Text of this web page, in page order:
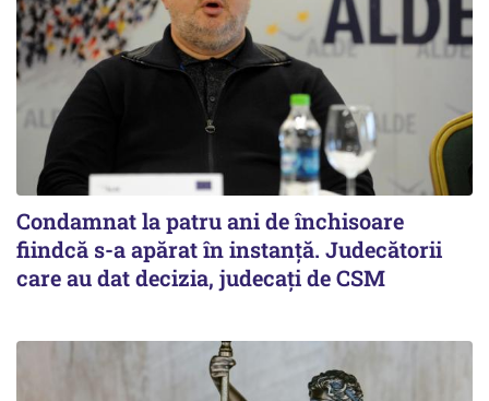
Condamnat la patru ani de închisoare
fiindcă s-a apărat în instanță. Judecătorii
care au dat decizia, judecați de CSM